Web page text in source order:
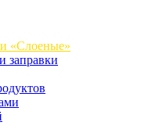
«Слоеные»
заправки